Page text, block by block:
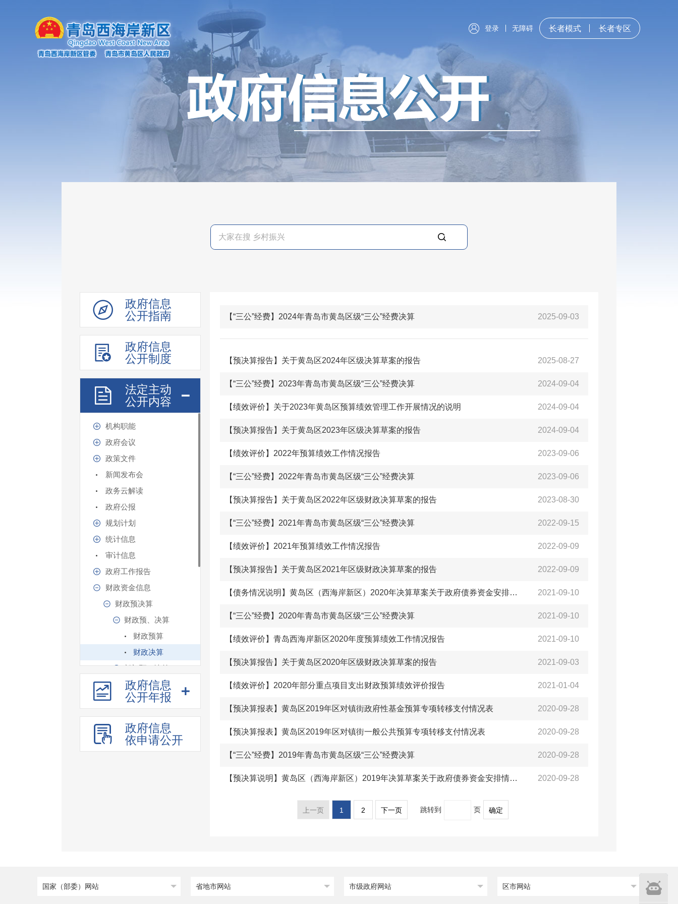
登录 无障碍 长者模式 长者专区
政府信息
公开指南
政府信息
公开制度
法定主动
公开内容
机构职能
政府会议
政策文件
新闻发布会
政务云解读
政府公报
规划计划
统计信息
审计信息
政府工作报告
财政资金信息
财政预决算
财政预、决算
财政预算
财政决算
部门预、决算
部门所属单位预决算
以前年度信息
财政收支
政府债务
政府信息
公开年报
政府信息
依申请公开
【“三公”经费】2024年青岛市黄岛区级“三公”经费决算 2025-09-03
【预决算报告】关于黄岛区2024年区级决算草案的报告 2025-08-27
【“三公”经费】2023年青岛市黄岛区级“三公”经费决算 2024-09-04
【绩效评价】关于2023年黄岛区预算绩效管理工作开展情况的说明 2024-09-04
【预决算报告】关于黄岛区2023年区级决算草案的报告 2024-09-04
【绩效评价】2022年预算绩效工作情况报告 2023-09-06
【“三公”经费】2022年青岛市黄岛区级“三公”经费决算 2023-09-06
【预决算报告】关于黄岛区2022年区级财政决算草案的报告 2023-08-30
【“三公”经费】2021年青岛市黄岛区级“三公”经费决算 2022-09-15
【绩效评价】2021年预算绩效工作情况报告 2022-09-09
【预决算报告】关于黄岛区2021年区级财政决算草案的报告 2022-09-09
【债务情况说明】黄岛区（西海岸新区）2020年决算草案关于政府债券资金安排情况的说明 2021-09-10
【“三公”经费】2020年青岛市黄岛区级“三公”经费决算 2021-09-10
【绩效评价】青岛西海岸新区2020年度预算绩效工作情况报告 2021-09-10
【预决算报告】关于黄岛区2020年区级财政决算草案的报告 2021-09-03
【绩效评价】2020年部分重点项目支出财政预算绩效评价报告 2021-01-04
【预决算报表】黄岛区2019年区对镇街政府性基金预算专项转移支付情况表 2020-09-28
【预决算报表】黄岛区2019年区对镇街一般公共预算专项转移支付情况表 2020-09-28
【“三公”经费】2019年青岛市黄岛区级“三公”经费决算 2020-09-28
【预决算说明】黄岛区（西海岸新区）2019年决算草案关于政府债券资金安排情况的说明 2020-09-28
上一页 1 2 跳转到 页 确定
下一页
国家（部委）网站 省地市网站 市级政府网站 区市网站
智能
问答